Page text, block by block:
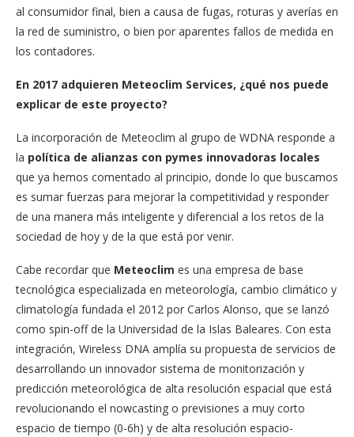
al consumidor final, bien a causa de fugas, roturas y averías en
la red de suministro, o bien por aparentes fallos de medida en
los contadores.
En 2017 adquieren Meteoclim Services, ¿qué nos puede
explicar de este proyecto?
La incorporación de Meteoclim al grupo de WDNA responde a
la política de alianzas con pymes innovadoras locales
que ya hemos comentado al principio, donde lo que buscamos
es sumar fuerzas para mejorar la competitividad y responder
de una manera más inteligente y diferencial a los retos de la
sociedad de hoy y de la que está por venir.
Cabe recordar que Meteoclim es una empresa de base
tecnológica especializada en meteorología, cambio climático y
climatología fundada el 2012 por Carlos Alonso, que se lanzó
como spin-off de la Universidad de la Islas Baleares. Con esta
integración, Wireless DNA amplía su propuesta de servicios de
desarrollando un innovador sistema de monitorización y
predicción meteorológica de alta resolución espacial que está
revolucionando el nowcasting o previsiones a muy corto
espacio de tiempo (0-6h) y de alta resolución espacio-